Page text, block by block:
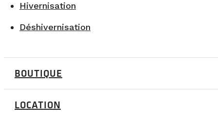
Hivernisation
Déshivernisation
BOUTIQUE
LOCATION